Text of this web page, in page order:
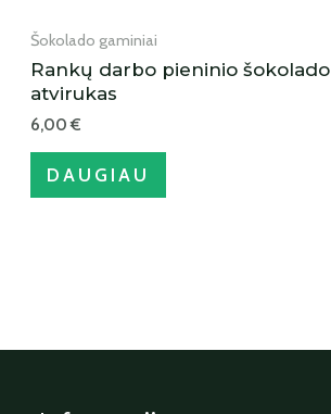
Šokolado gaminiai
Rankų darbo pieninio šokolado
atvirukas
6,00€
DAUGIAU